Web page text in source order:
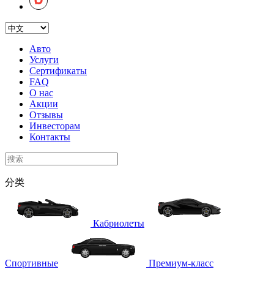
Авто
Услуги
Сертификаты
FAQ
О нас
Акции
Отзывы
Инвесторам
Контакты
分类
Кабриолеты
Спортивные Премиум-класс